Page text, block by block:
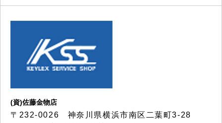
(資)佐藤金物店
〒232-0026 神奈川県横浜市南区二葉町3-28